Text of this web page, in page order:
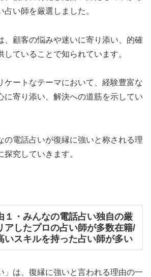
い師を厳選しました。
、顧客の悩みや迷いに寄り添い、的確
していることで知られています。
ケートなテーマにおいて、経験豊富な
に寄り添い、解決への道筋を示してい
の電話占いが復縁に強いと称される理
究していきます。
１・みんなの電話占い独自の厳
アしたプロの占い師が多数在籍/
いスキルを持った占い師が多い
」は、復縁に強いと言われる理由の一